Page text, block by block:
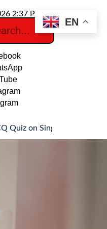
2:37 PM
and Plurals Forms:
EN